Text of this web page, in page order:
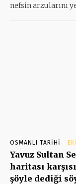
nefsin arzularını
OSMANLI TARIHI
Yavuz Sultan
haritası
şöyle dediği